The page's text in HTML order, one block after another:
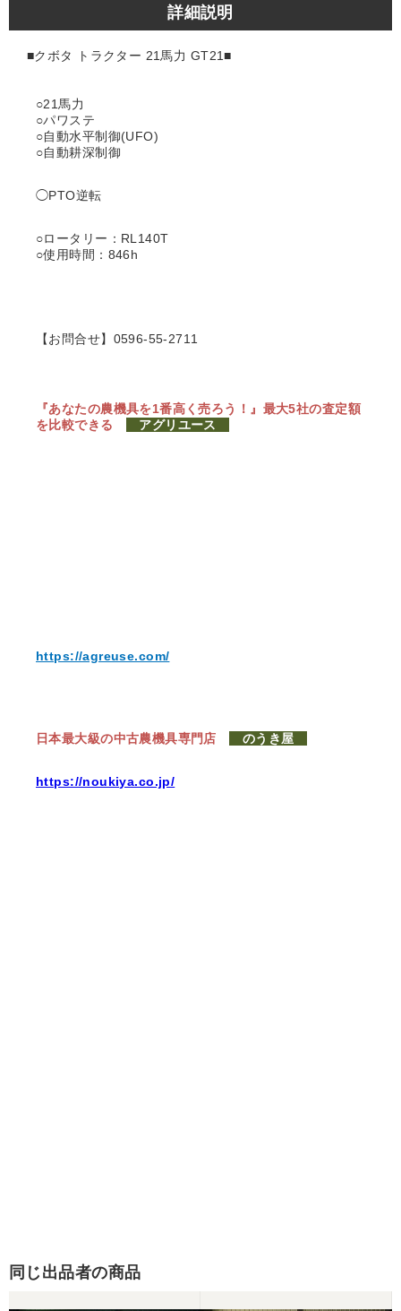
詳細説明
■クボタ トラクター 21 馬力 GT21■
○21馬力
○パワステ
○自動水平制御(UFO)
○自動耕深制御
◯PTO逆転
○ロータリー：RL140T
○使用時間：846h
【お問合せ】0596-55-2711
『あなたの農機具を1番高く売ろう！』 最大5社の査定額
を比較できる
アグリユース
https://agreuse.com/
日本最大級の中古農機具専門店 のうき屋
https://noukiya.co.jp/
同じ出品者の商品